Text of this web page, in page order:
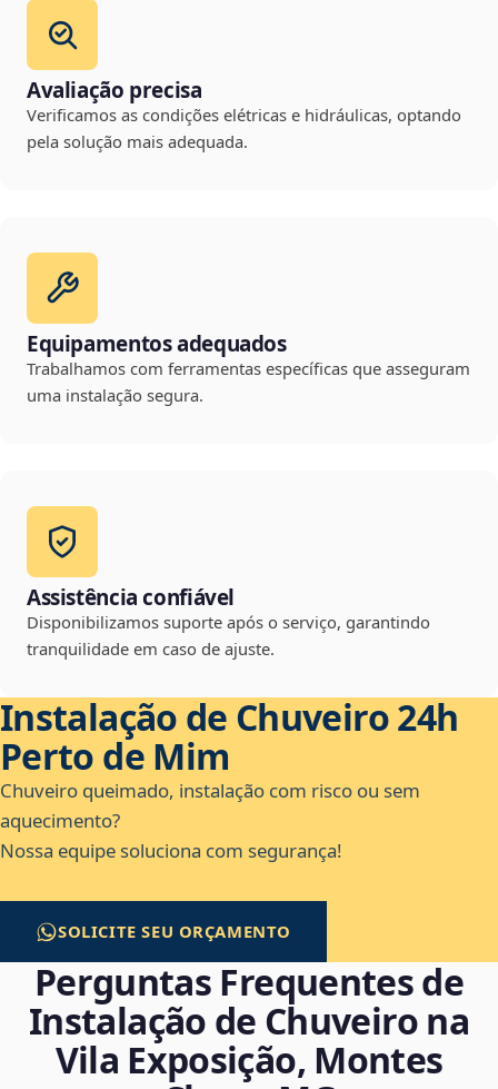
Avaliação precisa
Verificamos as condições elétricas e hidráulicas, optando
pela solução mais adequada.
Equipamentos adequados
Trabalhamos com ferramentas específicas que asseguram
uma instalação segura.
Assistência confiável
Disponibilizamos suporte após o serviço, garantindo
tranquilidade em caso de ajuste.
Instalação de Chuveiro 24h
Perto de Mim
Chuveiro queimado, instalação com risco ou sem
aquecimento?
Nossa equipe soluciona com segurança!
SOLICITE SEU ORÇAMENTO
Perguntas Frequentes de
Instalação de Chuveiro na
Vila Exposição, Montes